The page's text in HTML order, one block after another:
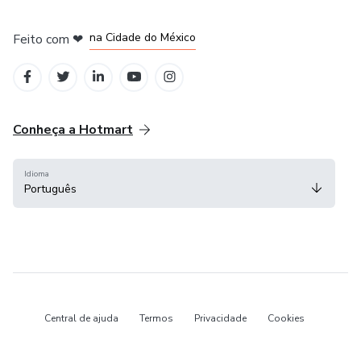
Feito com ❤ na Cidade do México
Conheça a Hotmart
Idioma
Português
Central de ajuda Termos Privacidade Cookies